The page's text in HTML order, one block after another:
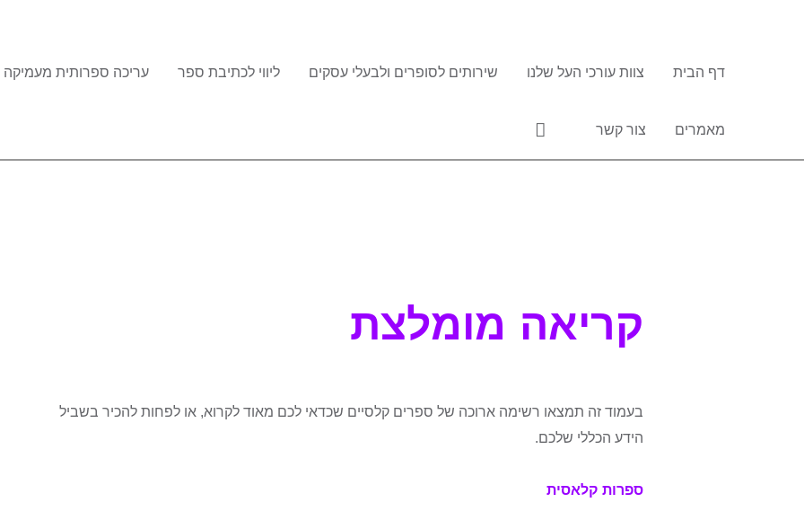
דף הבית
צוות עורכי העל שלנו שירותים לסופרים ולבעלי עסקים ליווי לכתיבת ספר עריכה ספרותית מעמיקה
מאמרים צור קשר חיפוש
קריאה מומלצת
בעמוד זה תמצאו רשימה ארוכה של ספרים קלסיים שכדאי לכם מאוד לקרוא, או לפחות להכיר בשביל
הידע הכללי שלכם.
ספרות קלאסית